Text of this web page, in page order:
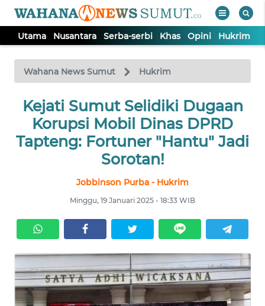
Utama Nusantara Serba-serbi Khas Opini Hukrim
Wahana News Sumut Hukrim
Kejati Sumut Selidiki Dugaan
Korupsi Mobil Dinas DPRD
Tapteng: Fortuner "Hantu" Jadi
Sorotan!
Jobbinson Purba - Hukrim
Minggu, 19 Januari 2025 - 18:33 WIB
TV
Tutup
UTAMA
NUSANTARA
KHAS
HUKRIM